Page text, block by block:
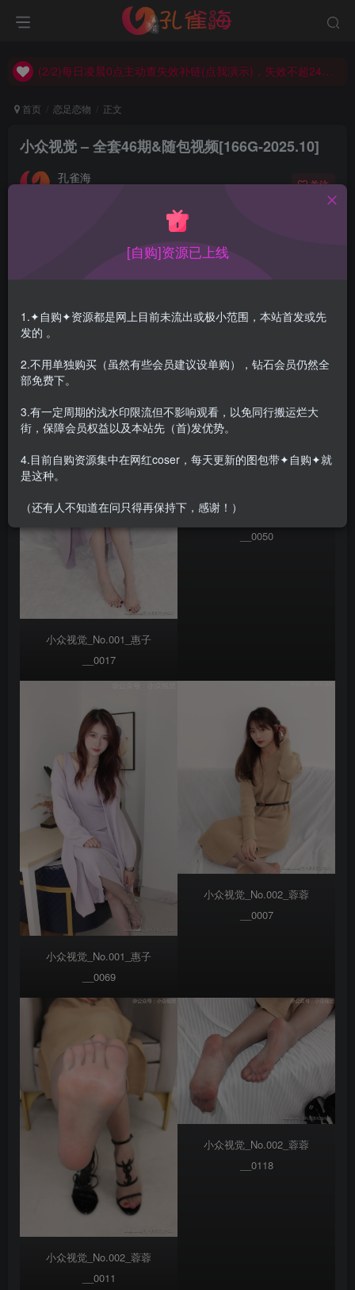
(2/2)每日凌晨0点主动查失效补链(点我演示)，失效不超24小时，
(2/2)每日凌晨0点主动查失效补链(点我演示)，失效不超24小时，
首页 恋足恋物 正文
小众视觉 – 全套46期&随包视频[166G-2025.10]
孔雀海 关注
小众视觉全套合集&随包视频，持续更新…
合集目录在预览图下面
小众视觉_No.001_惠子
__0017
小众视觉_No.001_惠子
__0050
小众视觉_No.001_惠子
__0069
小众视觉_No.002_蓉蓉
__0007
小众视觉_No.002_蓉蓉
__0011
小众视觉_No.002_蓉蓉
__0118
[自购]资源已上线
1.✦自购✦资源都是网上目前未流出或极小范围，本站首发或先
发的 。
2.不用单独购买（虽然有些会员建议设单购），钻石会员仍然全
部免费下。
3.有一定周期的浅水印限流但不影响观看，以免同行搬运烂大
街，保障会员权益以及本站先（首)发优势。
4.目前自购资源集中在网红coser，每天更新的图包带✦自购✦就
是这种。
（还有人不知道在问只得再保持下，感谢！）